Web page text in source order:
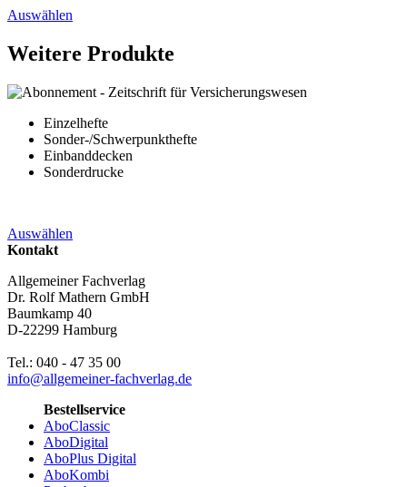
Auswählen
Weitere Produkte
Einzelhefte
Sonder-/Schwerpunkthefte
Einbanddecken
Sonderdrucke
Auswählen
Kontakt
Allgemeiner Fachverlag
Dr. Rolf Mathern GmbH
Baumkamp 40
D-22299 Hamburg
Tel.: 040 - 47 35 00
info@allgemeiner-fachverlag.de
Bestellservice
AboClassic
AboDigital
AboPlus Digital
AboKombi